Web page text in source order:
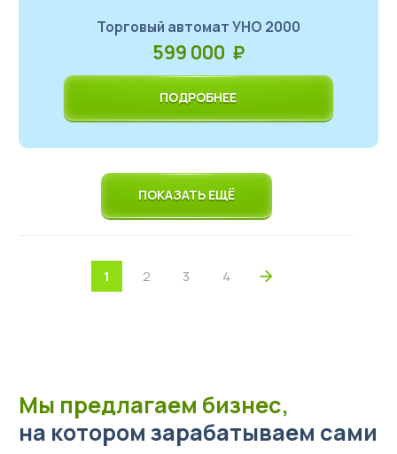
Торговый автомат УНО 2000
599 000 ₽
ПОДРОБНЕЕ
ПОКАЗАТЬ ЕЩЁ
1 2 3 4
Мы предлагаем бизнес,
на котором зарабатываем сами